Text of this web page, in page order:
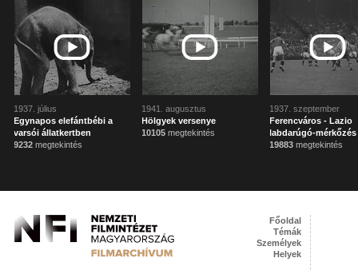
1937. július
Egynapos elefántbébi a
varsói állatkertben
9232 megtekintés
1941. augusztus
Hölgyek versenye
10105 megtekintés
1937. szeptember
Ferencváros - Lazio
labdarúgó-mérkőzés
19883 megtekintés
Főoldal
Témák
Személyek
Helyek